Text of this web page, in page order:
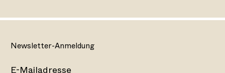
Newsletter-Anmeldung